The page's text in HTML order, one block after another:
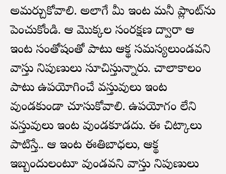
అమర్చుకోవాలి. అలాగే మీ ఇంట మనీ ప్లాంట్‌ను
పెంచుకోండి. ఆ మొక్కల సంరక్షణ ద్వారా ఆ
ఇంట సంతోషంతో పాటు ఆర్థిక సమస్యలుండవని
వాస్తు నిపుణులు సూచిస్తున్నారు. చాలాకాలం
పాటు ఉపయోగించే వస్తువులు ఇంట
వుండకుండా చూసుకోవాలి. ఉపయోగం లేని
వస్తువులు ఇంట వుండకూడదు. ఈ చిట్కాలు
పాటిస్తే.. ఆ ఇంట ఈతిబాధలు, ఆర్థిక
ఇబ్బందులంటూ వుండవని వాస్తు నిపుణులు